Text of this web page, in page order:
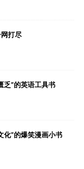
打尽
乏”的英语工具书
化”的爆笑漫画小书